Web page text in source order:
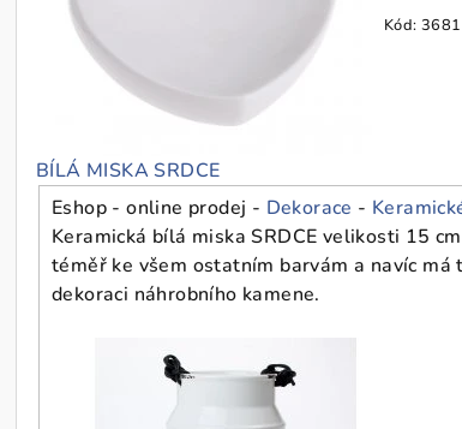
Kód: 3681
BÍLÁ MISKA SRDCE
Eshop - online prodej - Dekorace -
Keramická bílá miska SRDCE velikosti 15
téměř ke všem ostatním barvám a navíc
dekoraci náhrobního kamene.